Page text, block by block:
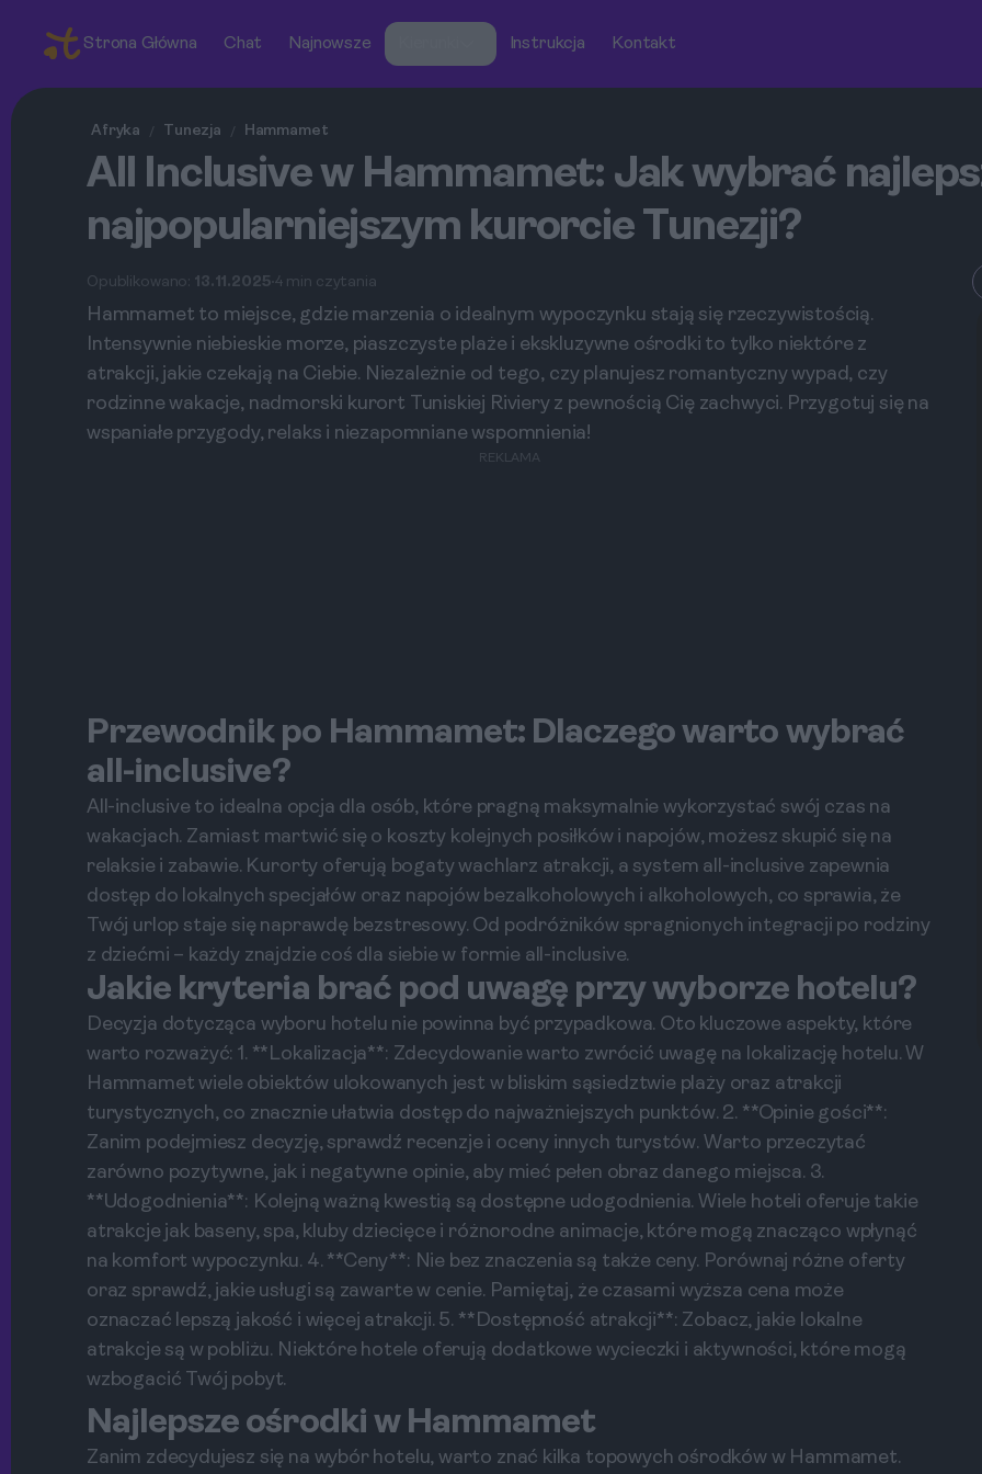
Strona Główna Chat Najnowsze Instrukcja Kontakt
Afryka / Tunezja / Hammamet
All Inclusive w Hammamet: Jak wybrać
najpopularniejszym kurorcie Tunezji?
Opublikowano: 13.11.2025 4 min czytania
Hammamet to miejsce, gdzie marzenia o idealnym wypoczynku stają się rzeczywistością.
Intensywnie niebieskie morze, piaszczyste plaże i ekskluzywne ośrodki to tylko niektóre z
atrakcji, jakie czekają na Ciebie. Niezależnie od tego, czy planujesz romantyczny wypad, czy
rodzinne wakacje, nadmorski kurort Tuniskiej Riviery z pewnością Cię zachwyci. Przygotuj się na
wspaniałe przygody, relaks i niezapomniane wspomnienia!
REKLAMA
Przewodnik po Hammamet: Dlaczego warto wybrać
all-inclusive?
All-inclusive to idealna opcja dla osób, które pragną maksymalnie wykorzystać swój czas na
wakacjach. Zamiast martwić się o koszty kolejnych posiłków i napojów, możesz skupić się na
relaksie i zabawie. Kurorty oferują bogaty wachlarz atrakcji, a system all-inclusive zapewnia
dostęp do lokalnych specjałów oraz napojów bezalkoholowych i alkoholowych, co sprawia, że
Twój urlop staje się naprawdę bezstresowy. Od podróżników spragnionych integracji po rodziny
z dziećmi – każdy znajdzie coś dla siebie w formie all-inclusive.
Jakie kryteria brać pod uwagę przy wyborze hotelu?
Decyzja dotycząca wyboru hotelu nie powinna być przypadkowa. Oto kluczowe aspekty, które
warto rozważyć: 1. **Lokalizacja**: Zdecydowanie warto zwrócić uwagę na lokalizację hotelu. W
Hammamet wiele obiektów ulokowanych jest w bliskim sąsiedztwie plaży oraz atrakcji
turystycznych, co znacznie ułatwia dostęp do najważniejszych punktów. 2. **Opinie gości**:
Zanim podejmiesz decyzję, sprawdź recenzje i oceny innych turystów. Warto przeczytać
zarówno pozytywne, jak i negatywne opinie, aby mieć pełen obraz danego miejsca. 3.
**Udogodnienia**: Kolejną ważną kwestią są dostępne udogodnienia. Wiele hoteli oferuje takie
atrakcje jak baseny, spa, kluby dziecięce i różnorodne animacje, które mogą znacząco wpłynąć
na komfort wypoczynku. 4. **Ceny**: Nie bez znaczenia są także ceny. Porównaj różne oferty
oraz sprawdź, jakie usługi są zawarte w cenie. Pamiętaj, że czasami wyższa cena może
oznaczać lepszą jakość i więcej atrakcji. 5. **Dostępność atrakcji**: Zobacz, jakie lokalne
atrakcje są w pobliżu. Niektóre hotele oferują dodatkowe wycieczki i aktywności, które mogą
wzbogacić Twój pobyt.
Najlepsze ośrodki w Hammamet
Zanim zdecydujesz się na wybór hotelu, warto znać kilka topowych ośrodków w Hammamet.